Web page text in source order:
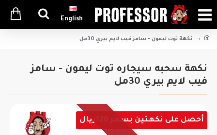
English
نكهة توت ليمون - سامز فيب لايم بيري 30مل
نكهة سحبه سيجاره توت ليمون - سامز
فيب لايم بيري 30مل
أحصل على نكهتين بسعر 120ريال